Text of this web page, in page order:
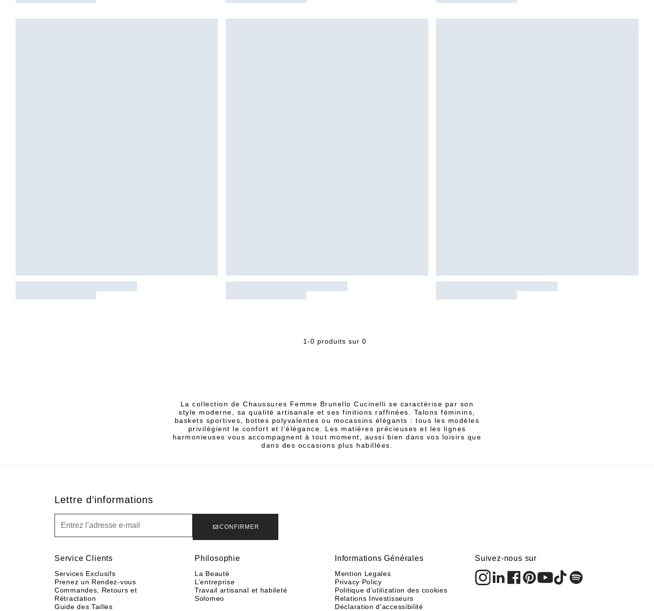
1-0 produits sur 0
La collection de Chaussures Femme Brunello Cucinelli se caractérise par son
style moderne, sa qualité artisanale et ses finitions raffinées. Talons féminins,
baskets sportives, bottes polyvalentes ou mocassins élégants : tous les modèles
privilégient le confort et l'élégance. Les matières précieuses et les lignes
harmonieuses vous accompagnent à tout moment, aussi bien dans vos loisirs que
dans des occasions plus habillées.
Lettre d’informations
CONFIRMER
Service Clients
Services Exclusifs
Prenez un Rendez-vous
Commandes, Retours et
Rétractation
Guide des Tailles
Philosophie
La Beauté
L’entreprise
Travail artisanal et habileté
Solomeo
Informations Générales
Mention Legales
Privacy Policy
Politique d’utilization des cookies
Relations Investisseurs
Déclaration d'accessibilité
Suivez-nous sur